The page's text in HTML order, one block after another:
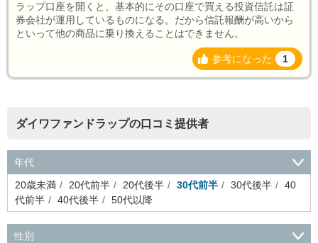
ラップ口座を開くと、基本的にその口座で買える投資信託は証
券会社が運用しているものになる。だから信託報酬が高いから
といって他の商品に乗り換えることはできません。
参考になった 1
ダイワファンドラップの口コミ提供者
年代
20歳未満
20代前半 20代後半 30代前半 30代後半
40
代前半
40代後半 50代以降
性別